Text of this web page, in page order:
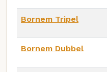
Bornem Tripel
Bornem Dubbel